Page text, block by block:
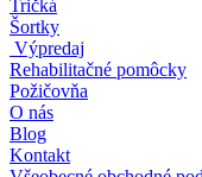
Tričká
Šortky
Výpredaj
Rehabilitačné pomôcky
Požičovňa
O nás
Blog
Kontakt